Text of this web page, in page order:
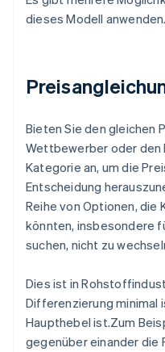
dieses Modell anwenden.
Bieten Sie den gleichen
Wettbewerber oder den
Kategorie an, um die
Entscheidung
Reihe von Optionen, die
könnten, insbesondere
suchen, nicht zu
Dies ist in
Differenzierung minimal
Haupthebel ist.Zum
gegenüber einander die